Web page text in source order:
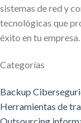
sistemas de red y
tecnológicas que
éxito en tu empresa.
Categorías
Backup
Herramientas de
Outsourcing